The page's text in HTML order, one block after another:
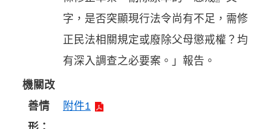
字，是否突顯現行法令尚有不足，需修
正民法相關規定或廢除父母懲戒權？均
有深入調查之必要案。」報告。
機關改
善情
附件1